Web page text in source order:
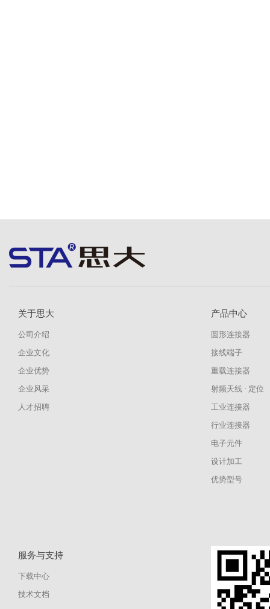
关于思大
公司介绍
企业文化
企业优势
企业风采
人才招聘
产品中心
圆形连接器
接线端子
重载连接器
射频天线 · 定位
工业连接器
行业连接器
电子元件
设计加工
优势型号
服务与支持
下载中心
技术文档